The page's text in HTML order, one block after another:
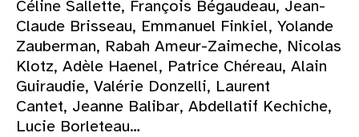
Céline Sallette, François Bégaudeau, Jean-
Claude Brisseau, Emmanuel Finkiel, Yolande
Zauberman, Rabah Ameur-Zaimeche, Nicolas
Klotz, Adèle Haenel, Patrice Chéreau, Alain
Guiraudie, Valérie Donzelli, Laurent
Cantet, Jeanne Balibar, Abdellatif Kechiche,
Lucie Borleteau…